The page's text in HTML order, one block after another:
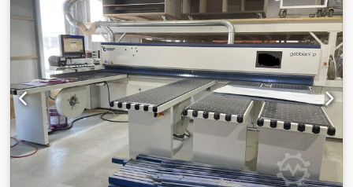
Laweco z podnośnikiem, udźwig 5000 kg, rozmiar
platformy 4100x2100 mm. Maszyna pochodzi z likwidacji
zakładu. Chsdpfx Asx Iuzxjkbsa